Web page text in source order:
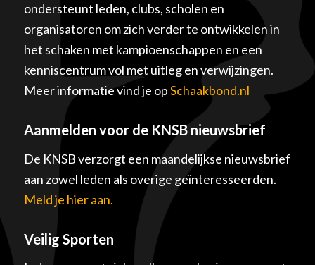
ondersteunt leden, clubs, scholen en
organisatoren om zich verder te ontwikkelen in
het schaken met kampioenschappen en een
kenniscentrum vol met uitleg en verwijzingen.
Meer informatie vind je opSchaakbond.nl
Aanmelden voor de KNSB nieuwsbrief
De KNSB verzorgt een maandelijkse nieuwsbrief
aan zowel leden als overige geïnteresseerden.
Meld je hier aan.
Veilig Sporten